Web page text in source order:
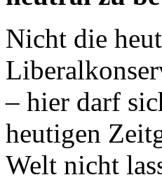
Nicht die
– hier darf
heutigen
Welt nicht